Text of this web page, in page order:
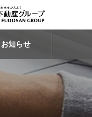
お知らせ